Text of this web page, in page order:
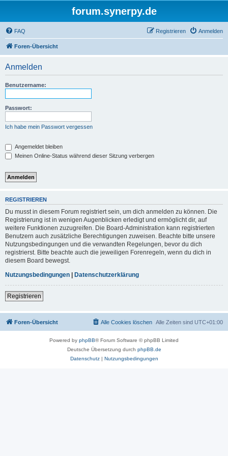
forum.synerpy.de
FAQ Anmelden
Registrieren
Foren-Übersicht
Anmelden
Benutzername:
Passwort:
Ich habe mein Passwort vergessen
Angemeldet bleiben
Meinen Online-Status während dieser Sitzung verbergen
REGISTRIEREN
Du musst in diesem Forum registriert sein, um dich anmelden zu können. Die
Registrierung ist in wenigen Augenblicken erledigt und ermöglicht dir, auf
weitere Funktionen zuzugreifen. Die Board-Administration kann registrierten
Benutzern auch zusätzliche Berechtigungen zuweisen. Beachte bitte unsere
Nutzungsbedingungen und die verwandten Regelungen, bevor du dich
registrierst. Bitte beachte auch die jeweiligen Forenregeln, wenn du dich in
diesem Board bewegst.
Nutzungsbedingungen | Datenschutzerklärung
Registrieren
Foren-Übersicht Alle Zeiten sind UTC+01:00
Alle Cookies löschen
Powered by phpBB® Forum Software © phpBB Limited
Deutsche Übersetzung durch phpBB.de
Datenschutz| Nutzungsbedingungen